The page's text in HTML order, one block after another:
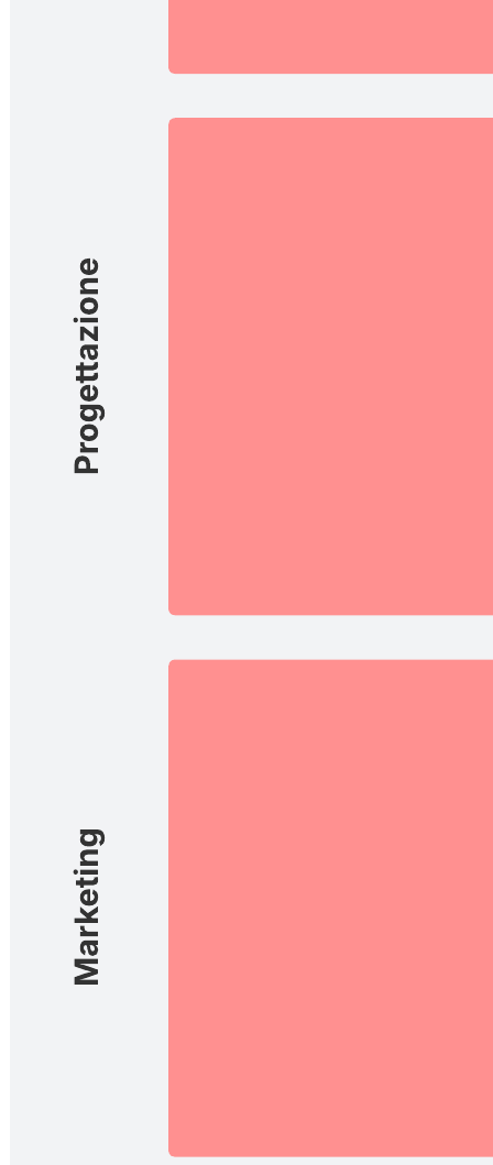
Sincronizza le tue attività fra i team con una tabella Agile che ti
consente di gestire le tue attività in modo chiaro e flessibile.